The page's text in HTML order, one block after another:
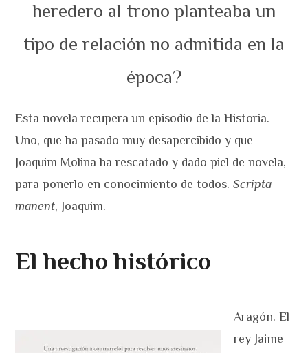
heredero al trono planteaba un
tipo de relación no admitida en la
época?
Esta novela recupera un episodio de la Historia.
Uno, que ha pasado muy desapercibido y que
Joaquim Molina ha rescatado y dado piel de novela,
para ponerlo en conocimiento de todos.Scripta
manent, Joaquim.
El hecho histórico
Aragón. El
rey Jaime